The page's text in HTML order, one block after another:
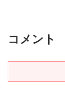
コメント